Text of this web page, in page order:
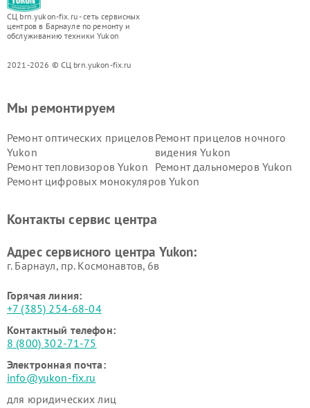
СЦ brn.yukon-fix.ru - сеть сервисных
центров в Барнауле по ремонту и
обслуживанию техники Yukon
2021-2026 © СЦ brn.yukon-fix.ru
Мы ремонтируем
Ремонт оптических прицелов
Yukon
Ремонт прицелов ночного
видения Yukon
Ремонт тепловизоров Yukon Ремонт дальномеров Yukon
Ремонт цифровых монокуляров Yukon
Контакты сервис центра
Адрес сервисного центра Yukon:
г. Барнаул, ​пр. Космонавтов, 6в
Горячая линия:
+7 (385) 254-68-04
Контактный телефон:
8 (800) 302-71-75
Электронная почта:
info@yukon-fix.ru
для юридических лиц